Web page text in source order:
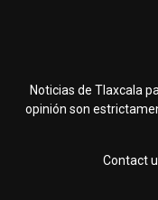
Noticias de Tlaxcala
opinión son
Contact